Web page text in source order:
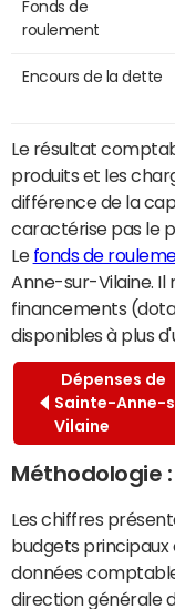
Fonds de
roulement
Encours de la dette
Le résultat
produits et les
différence de la
caractérise pas le
Le fonds de
Anne-sur-Vilaine. Il
financements
disponibles à plus
Dépenses de
Sainte-Anne-
Vilaine
Méthodologie :
Les chiffres
budgets
données
direction générale